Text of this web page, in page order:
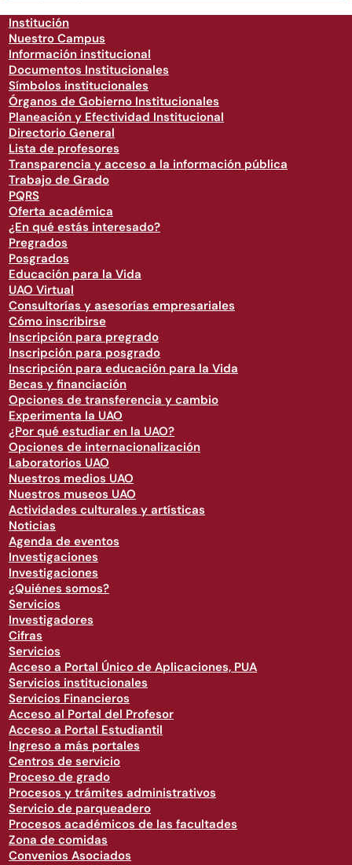
Institución
Nuestro Campus
Información institucional
Documentos Institucionales
Símbolos institucionales
Órganos de Gobierno Institucionales
Planeación y Efectividad Institucional
Directorio General
Lista de profesores
Transparencia y acceso a la información pública
Trabajo de Grado
PQRS
Oferta académica
¿En qué estás interesado?
Pregrados
Posgrados
Educación para la Vida
UAO Virtual
Consultorías y asesorías empresariales
Cómo inscribirse
Inscripción para pregrado
Inscripción para posgrado
Inscripción para educación para la Vida
Becas y financiación
Opciones de transferencia y cambio
Experimenta la UAO
¿Por qué estudiar en la UAO?
Opciones de internacionalización
Laboratorios UAO
Nuestros medios UAO
Nuestros museos UAO
Actividades culturales y artísticas
Noticias
Agenda de eventos
Investigaciones
Investigaciones
¿Quiénes somos?
Servicios
Investigadores
Cifras
Servicios
Acceso a Portal Único de Aplicaciones, PUA
Servicios institucionales
Servicios Financieros
Acceso al Portal del Profesor
Acceso a Portal Estudiantil
Ingreso a más portales
Centros de servicio
Proceso de grado
Procesos y trámites administrativos
Servicio de parqueadero
Procesos académicos de las facultades
Zona de comidas
Convenios Asociados